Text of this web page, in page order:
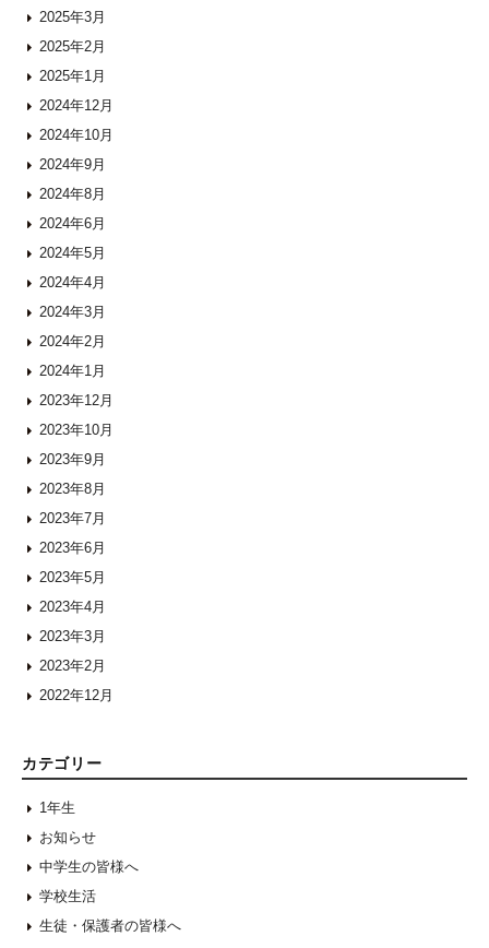
2025年3月
2025年2月
2025年1月
2024年12月
2024年10月
2024年9月
2024年8月
2024年6月
2024年5月
2024年4月
2024年3月
2024年2月
2024年1月
2023年12月
2023年10月
2023年9月
2023年8月
2023年7月
2023年6月
2023年5月
2023年4月
2023年3月
2023年2月
2022年12月
カテゴリー
1年生
お知らせ
中学生の皆様へ
学校生活
生徒・保護者の皆様へ